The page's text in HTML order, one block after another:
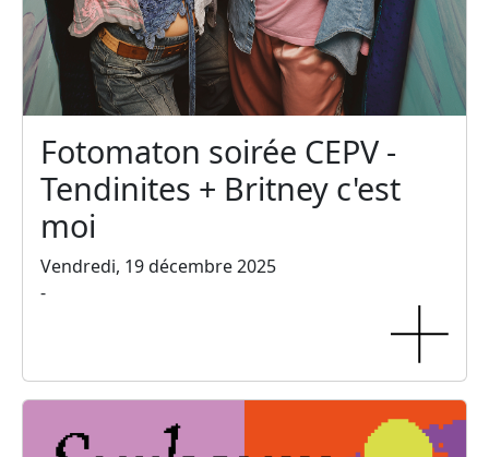
Fotomaton soirée CEPV -
Tendinites + Britney c'est
moi
Vendredi, 19 décembre 2025
-